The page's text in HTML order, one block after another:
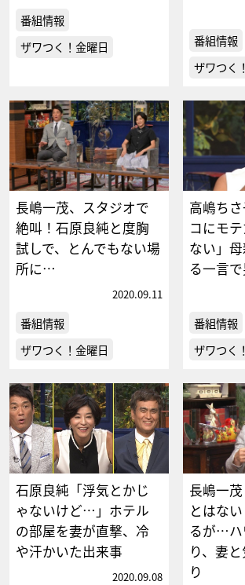
番組情報
ザワつく！金曜日
番組情報
ザワつく
長嶋一茂、スタジオで
絶叫！石原良純と度胸
試しで、とんでもない場
所に…
2020.09.11
番組情報
ザワつく！金曜日
高嶋ち
コにモ
ない」
る一言
番組情報
ザワつく
石原良純「浮気とかじ
ゃないけど…」ホテル
の部屋を妻が直撃、冷
や汗かいた出来事
2020.09.08
長嶋一
とはな
るが…ハ
り、妻
り